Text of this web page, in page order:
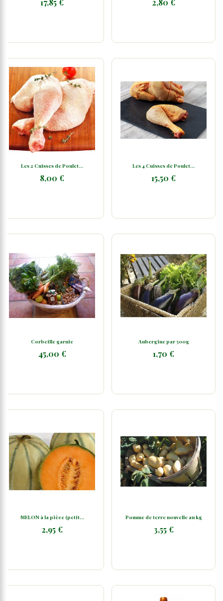
17,85 € 2,80 €
Les 2 Cuisses de Poulet...
8,00 €
Les 4 Cuisses de Poulet...
15,50 €
Corbeille garnie
45,00 €
Aubergine par 500g
1,70 €
MELON à la pièce (petit...
2,95 €
Pomme de terre nouvelle au kg
3,55 €